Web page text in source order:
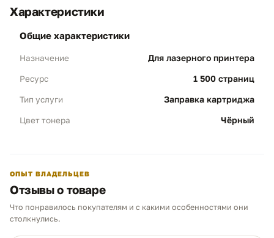
заправка обеспечивает полноценный
соответствующий заводским параметрам
оригинального картриджа HP 83A.
02 Полная профилактика
Чистота деталей:
магнитного вала и дозирующего лезвия.
Характеристики
общие характеристики
Назначение Для лазерного принтера
Ресурс 1 500 страниц
Тип услуги Заправка картриджа
Цвет тонера Чёрный
ОПЫТ ВЛАДЕЛЬЦЕВ
Отзывы о товаре
Что понравилось покупателям и с какими особенностями они
столкнулись.